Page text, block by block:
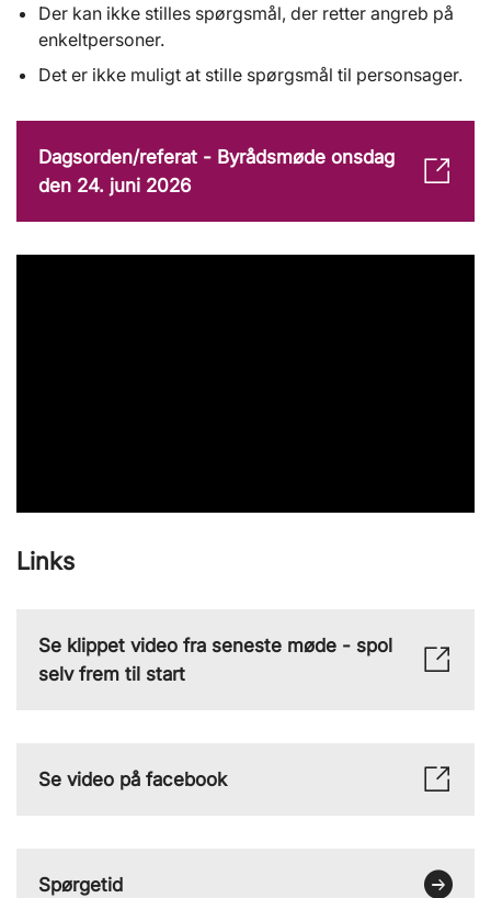
Der kan ikke stilles spørgsmål, der retter angreb på
enkeltpersoner.
Det er ikke muligt at stille spørgsmål til personsager.
Dagsorden/referat - Byrådsmøde onsdag
den 24. juni 2026
Links
Se klippet video fra seneste møde - spol
selv frem til start
Se video på facebook
Spørgetid